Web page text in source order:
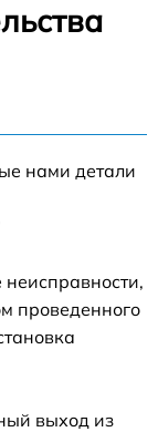
нами детали
проведенного
выход из